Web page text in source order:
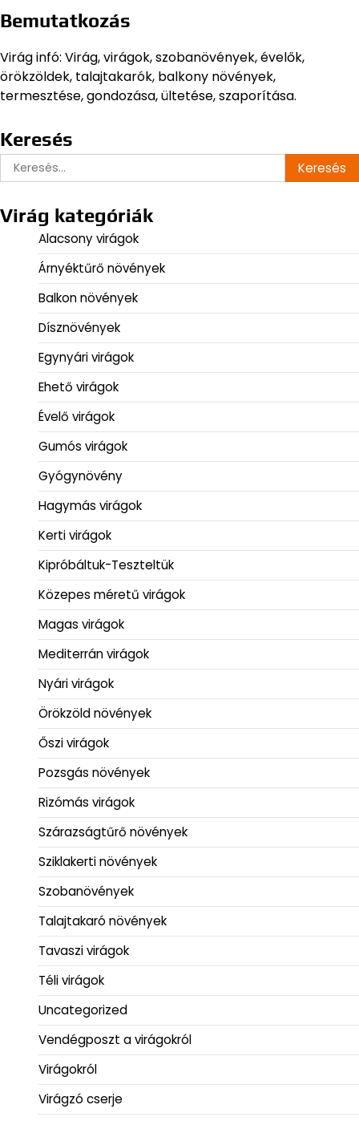
Bemutatkozás
Virág infó: Virág, virágok, szobanövények, évelők,
örökzöldek, talajtakarók, balkony növények,
termesztése, gondozása, ültetése, szaporítása.
Keresés
Keresés:
Virág kategóriák
Alacsony virágok
Árnyéktűrő növények
Balkon növények
Dísznövények
Egynyári virágok
Ehető virágok
Évelő virágok
Gumós virágok
Gyógynövény
Hagymás virágok
Kerti virágok
Kipróbáltuk-Teszteltük
Közepes méretű virágok
Magas virágok
Mediterrán virágok
Nyári virágok
Örökzöld növények
Őszi virágok
Pozsgás növények
Rizómás virágok
Szárazságtűrő növények
Sziklakerti növények
Szobanövények
Talajtakaró növények
Tavaszi virágok
Téli virágok
Uncategorized
Vendégposzt a virágokról
Virágokról
Virágzó cserje